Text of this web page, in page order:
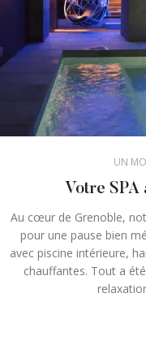
UN
Votre SPA
Au cœur de Grenoble,
pour une pause bien
avec piscine intérieure,
chauffantes. Tout a